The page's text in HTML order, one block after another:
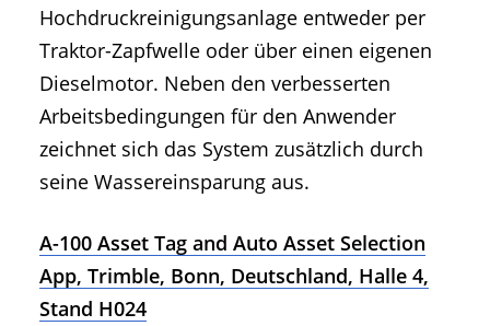
Hochdruckreinigungsanlage entweder per
Traktor-Zapfwelle oder über einen eigenen
Dieselmotor. Neben den verbesserten
Arbeitsbedingungen für den Anwender
zeichnet sich das System zusätzlich durch
seine Wassereinsparung aus.
A-100 Asset Tag and Auto Asset Selection
App, Trimble, Bonn, Deutschland, Halle 4,
Stand H024